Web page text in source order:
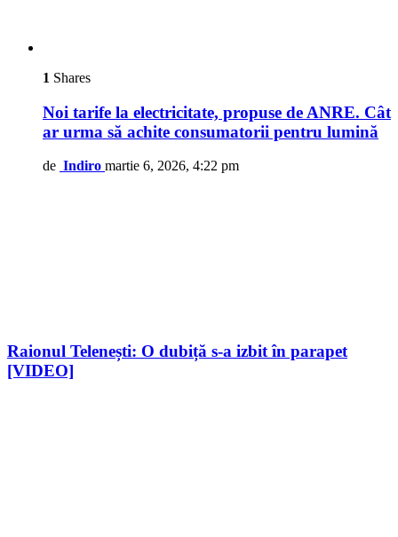
1 Shares
Noi tarife la electricitate, propuse de ANRE. Cât
ar urma să achite consumatorii pentru lumină
de Indiro martie 6, 2026, 4:22 pm
Raionul Telenești: O dubiță s-a izbit în parapet
[VIDEO]